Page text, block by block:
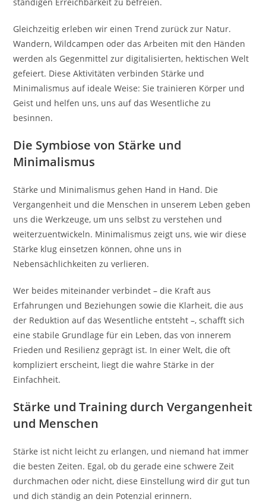
Gleichzeitig erleben wir einen Trend zurück zur Natur.
Wandern, Wildcampen oder das Arbeiten mit den Händen
werden als Gegenmittel zur digitalisierten, hektischen Welt
gefeiert. Diese Aktivitäten verbinden Stärke und
Minimalismus auf ideale Weise: Sie trainieren Körper und
Geist und helfen uns, uns auf das Wesentliche zu
besinnen.
Die Symbiose von Stärke und
Minimalismus
Stärke und Minimalismus gehen Hand in Hand. Die
Vergangenheit und die Menschen in unserem Leben geben
uns die Werkzeuge, um uns selbst zu verstehen und
weiterzuentwickeln. Minimalismus zeigt uns, wie wir diese
Stärke klug einsetzen können, ohne uns in
Nebensächlichkeiten zu verlieren.
Wer beides miteinander verbindet – die Kraft aus
Erfahrungen und Beziehungen sowie die Klarheit, die aus
der Reduktion auf das Wesentliche entsteht –, schafft sich
eine stabile Grundlage für ein Leben, das von innerem
Frieden und Resilienz geprägt ist. In einer Welt, die oft
kompliziert erscheint, liegt die wahre Stärke in der
Einfachheit.
Stärke und Training durch Vergangenheit
und Menschen
Stärke ist nicht leicht zu erlangen, und niemand hat immer
die besten Zeiten. Egal, ob du gerade eine schwere Zeit
durchmachen oder nicht, diese Einstellung wird dir gut tun
und dich ständig an dein Potenzial erinnern.